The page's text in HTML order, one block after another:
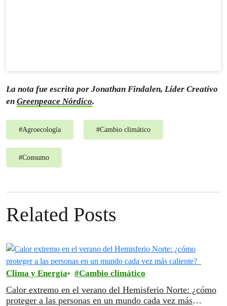
La nota fue escrita por Jonathan Findalen, Líder Creativo
en Greenpeace Nórdico.
#Agroecología #Cambio climático
#Consumo
Related Posts
Clima y Energía Cambio climático
Calor extremo en el verano del Hemisferio Norte: ¿cómo
proteger a las personas en un mundo cada vez más